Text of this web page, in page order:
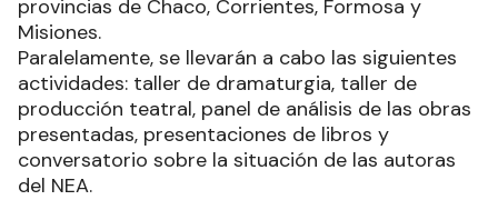
provincias de Chaco, Corrientes, Formosa y
Misiones.
Paralelamente, se llevarán a cabo las siguientes
actividades: taller de dramaturgia, taller de
producción teatral, panel de análisis de las obras
presentadas, presentaciones de libros y
conversatorio sobre la situación de las autoras
del NEA.